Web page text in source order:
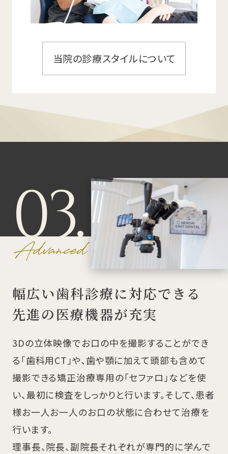
当院の診療スタイルについて
03.
幅広い歯科診療に対応できる
先進の医療機器が充実
3Dの立体映像でお口の中を撮影することができ
る「歯科用CT」や、歯や顎に加えて頭部も含めて
撮影できる矯正治療専用の「セファロ」などを使
い、最初に検査をしっかりと行います。そして、患者
様お一人お一人のお口の状態に合わせて治療を
行います。
理事長、院長、副院長それぞれが専門的に学んで